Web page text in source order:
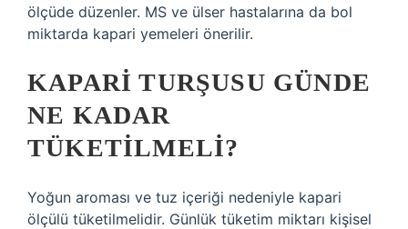
ölçüde düzenler. MS ve ülser hastalarına da bol
miktarda kapari yemeleri önerilir.
KAPARI TURŞUSU GÜNDE
NE KADAR
TÜKETILMELI?
Yoğun aroması ve tuz içeriği nedeniyle kapari
ölçülü tüketilmelidir. Günlük tüketim miktarı kişisel